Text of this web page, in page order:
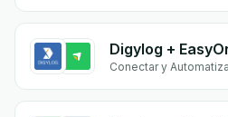
Digylog +
Conectar y